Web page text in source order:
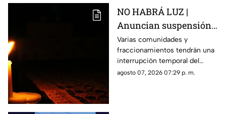
investigación contra el
exgobernador
NO HABRÁ LUZ |
Anuncian suspensión
del suministro eléctrico
en Querétaro; estás
serán las zonas
afectadas
Varias comunidades y
fraccionamientos tendrán una
interrupción temporal del
servicio eléctrico durante
agosto 07, 2026 07:29 p. m.